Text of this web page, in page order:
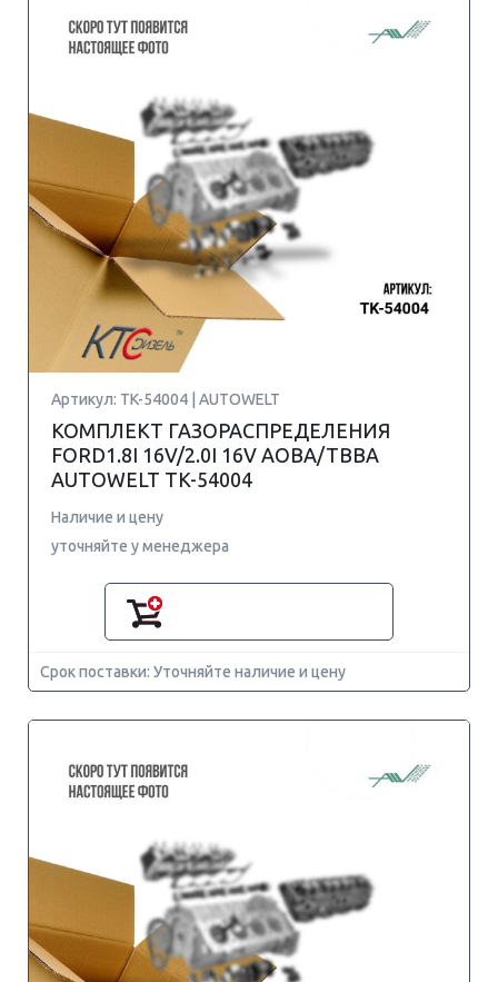
Артикул: TK-54004 | AUTOWELT
КОМПЛЕКТ ГАЗОРАСПРЕДЕЛЕНИЯ
FORD1.8I 16V/2.0I 16V AOBA/TBBA
AUTOWELT TK-54004
Наличие и цену
уточняйте у менеджера
Срок поставки: Уточняйте наличие и цену